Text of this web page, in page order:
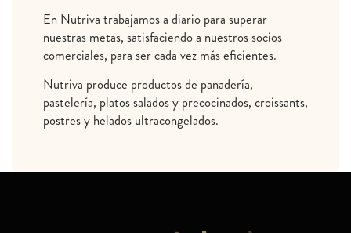
En Nutriva trabajamos a diario para superar
nuestras metas, satisfaciendo a nuestros socios
comerciales, para ser cada vez más eficientes.
Nutriva produce productos de panadería,
pastelería, platos salados y precocinados, croissants,
postres y helados ultracongelados.